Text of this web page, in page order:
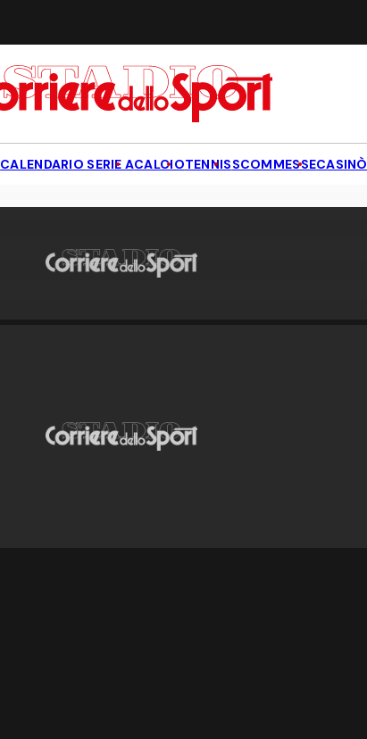
CALENDARIO SERIE ACALCIOTENNISSCOMMESSECASINÒ